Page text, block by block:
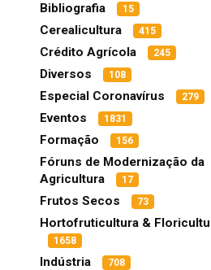
Bibliografia 15
Cerealicultura 415
Crédito Agrícola 245
Diversos 108
Especial Coronavírus 279
Eventos 1831
Formação 156
Fóruns de Modernização da
Agricultura
17
Frutos Secos 73
Hortofruticultura &
1658
Indústria 708